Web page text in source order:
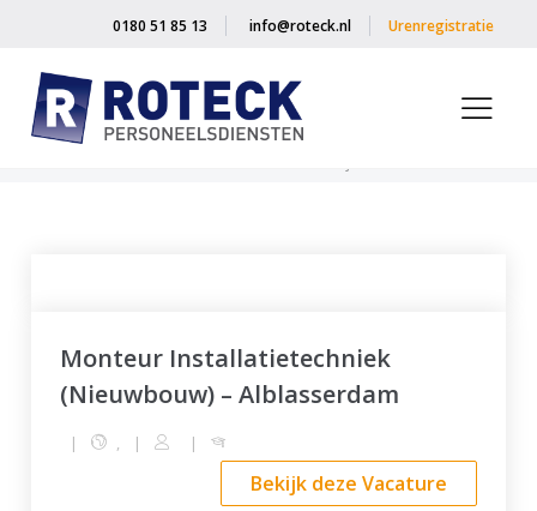
Urenregistratie
0180 51 85 13 info@roteck.nl
Monteur Installatietechniek
(Nieuwbouw) – Alblasserdam
| , | |
Bekijk deze Vacature